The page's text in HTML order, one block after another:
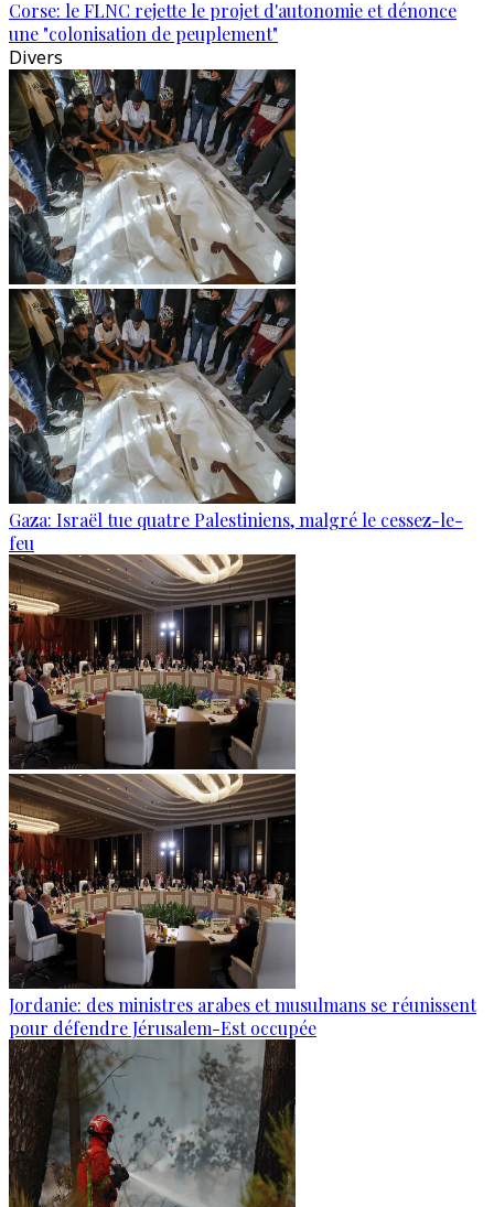
Corse: le FLNC rejette le projet d'autonomie et dénonce
une "colonisation de peuplement"
Divers
Gaza: Israël tue quatre Palestiniens, malgré le cessez-le-
feu
Jordanie: des ministres arabes et musulmans se réunissent
pour défendre Jérusalem-Est occupée